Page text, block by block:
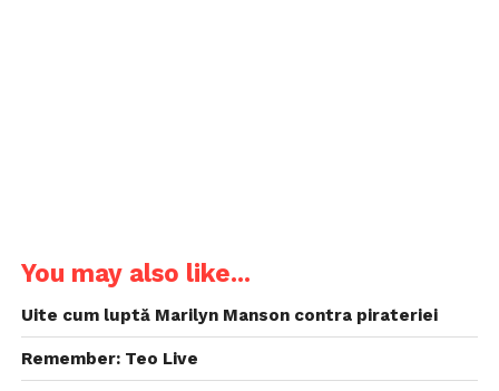
You may also like...
Uite cum luptă Marilyn Manson contra pirateriei
Remember: Teo Live